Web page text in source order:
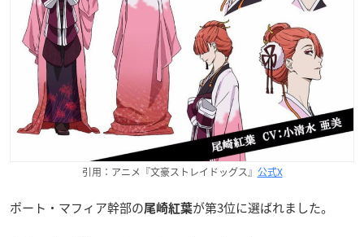
引用：アニメ『文豪ストレイドッグス』 公式X
ポート・マフィア幹部の尾崎紅葉が第3位に選ばれました。